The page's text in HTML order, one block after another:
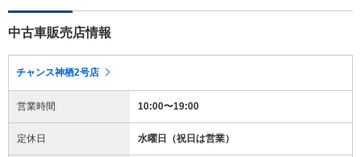
中古車販売店情報
チャンス神栖2号店
営業時間 10:00〜19:00
定休日 水曜日（祝日は営業）